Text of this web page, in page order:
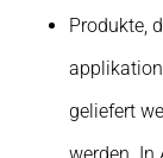
Produkte,
geliefert
werden. In